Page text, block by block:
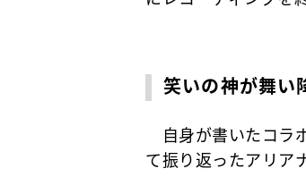
笑いの神が舞い
自身が書いたコラ
て振り返ったアリア